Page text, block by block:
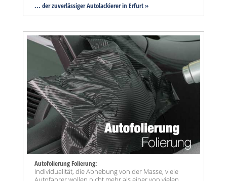
... der zuverlässiger Autolackierer in Erfurt »
Autofolierung Folierung:
Individualität, die Abhebung von der Masse, viele